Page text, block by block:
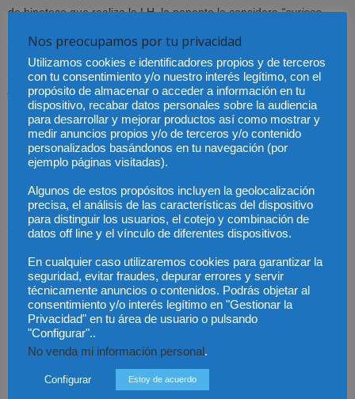
de hipoteca que realiza la LH, la ponente lo considera“curioso
claramente al banco y sin embargo, aunque él elige al notario, lo
paga al banco; la gestoría no se dice en ningún sitio quién la paga
y debería estar muchísimo más regulado”.
Y como novedad más destacable, Fernández-Tresguerres indicó
que la nueva Ley da cumplimiento a la trasparencia material con
una actuación notarial y precontractual específica: el Acta Notarial,
el cual deberá el prestatario comparecer. A este respecto,“se
plantea el tema de que si la presencia física es obligada”, apuntó la
Notario, abogando por la “creación de una sede notarial que
permitiera el cumplimiento de este Acta sin que la presencia física
fuese estrictamente en el notario elegido para la constitución de la
hipoteca”, así como“la interconexión, de forma gratuita, de
notarías con el Registro de condiciones generales”
prevé un representante del consumidor, pero la Notario se mostró
en contra de esta figura:“creo que puede ser muy problemático y
que es preferible articular medios a distancia que recurrir a la
figura del representante que además no se dice qué ni quién es, es
Nos preocupamos por tu privacidad
Utilizamos cookies e identificadores propios y de terceros
con tu consentimiento y/o nuestro interés legítimo, con el
propósito de almacenar o acceder a información en tu
dispositivo, recabar datos personales sobre la audiencia
para desarrollar y mejorar productos así como mostrar y
medir anuncios propios y/o de terceros y/o contenido
personalizados basándonos en tu navegación (por
ejemplo páginas visitadas).
Algunos de estos propósitos incluyen la geolocalización
precisa, el análisis de las características del dispositivo
para distinguir los usuarios, el cotejo y combinación de
datos off line y el vínculo de diferentes dispositivos.
En cualquier caso utilizaremos cookies para garantizar la
seguridad, evitar fraudes, depurar errores y servir
técnicamente anuncios o contenidos. Podrás objetar al
consentimiento y/o interés legítimo en "Gestionar la
Privacidad" en tu área de usuario o pulsando
"Configurar"..
No venda mi información personal .
Configurar Estoy de acuerdo